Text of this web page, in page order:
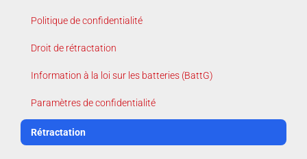
Politique de confidentialité
Droit de rétractation
Information à la loi sur les batteries (BattG)
Paramètres de confidentialité
Rétractation